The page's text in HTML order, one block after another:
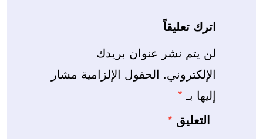
اترك تعليقاً
لن يتم نشر عنوان بريدك
الإلكتروني. الحقول الإلزامية مشار
إليها بـ *
التعليق *